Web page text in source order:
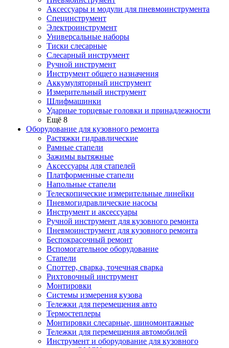
Аксессуары и модули для пневмоинструмента
Специнструмент
Электроинструмент
Универсальные наборы
Тиски слесарные
Слесарный инструмент
Ручной инструмент
Инструмент общего назначения
Аккумуляторный инструмент
Измерительный инструмент
Шлифмашинки
Ударные торцевые головки и принадлежности
Ещё 8
Оборудование для кузовного ремонта
Растяжки гидравлические
Рамные стапели
Зажимы вытяжные
Аксессуары для стапелей
Платформенные стапели
Напольные стапели
Телескопические измерительные линейки
Пневмогидравлические насосы
Инструмент и аксессуары
Ручной инструмент для кузовного ремонта
Пневмоинструмент для кузовного ремонта
Беспокрасочный ремонт
Вспомогательное оборудование
Стапели
Споттер, сварка, точечная сварка
Рихтовочный инструмент
Монтировки
Системы измерения кузова
Тележки для перемещения авто
Термостеплеры
Монтировки слесарные, шиномонтажные
Тележки для перемещения автомобилей
Инструмент и оборудование для кузовного